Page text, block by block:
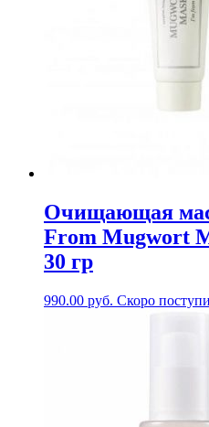
Очищающая
From Mugwort
30 гр
990.00 руб. Скоро